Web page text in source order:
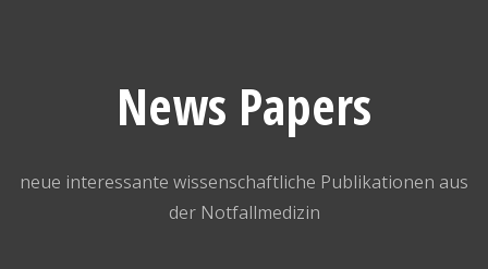
News Papers
neue interessante wissenschaftliche Publikationen aus
der Notfallmedizin